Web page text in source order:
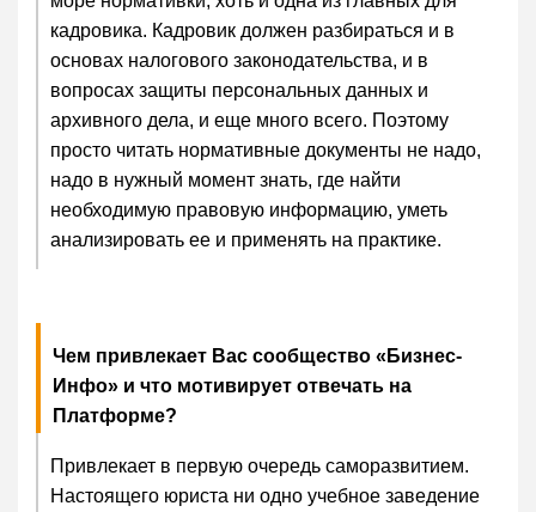
кадровика. Кадровик должен разбираться и в
основах налогового законодательства, и в
вопросах защиты персональных данных и
архивного дела, и еще много всего. Поэтому
просто читать нормативные документы не надо,
надо в нужный момент знать, где найти
необходимую правовую информацию, уметь
анализировать ее и применять на практике.
Чем привлекает Вас сообщество «Бизнес-
Инфо» и что мотивирует отвечать на
Платформе?
Привлекает в первую очередь саморазвитием.
Настоящего юриста ни одно учебное заведение